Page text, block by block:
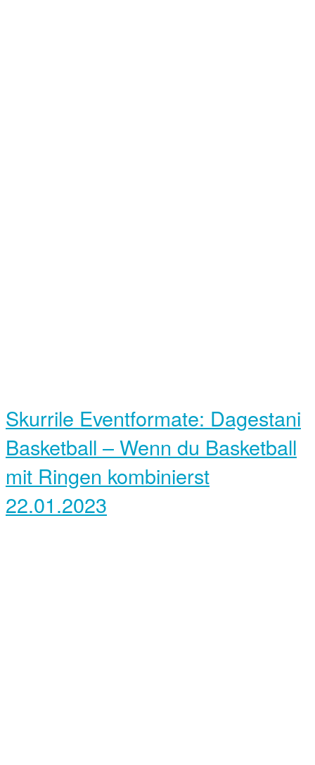
Skurrile Eventformate: Dagestani
Basketball – Wenn du Basketball
mit Ringen kombinierst
22.01.2023